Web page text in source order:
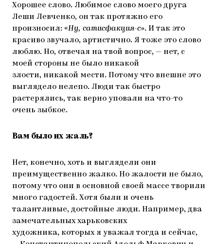
Хорошее слово. Любимое слово моего друга
Леши Левченко, он так протяжно его
произносил: «Ну, сатисфакция-с». И так это
красиво звучало, артистично. Я тоже это слово
люблю. Но, отвечая на твой вопрос, — нет, с
моей стороны не было никакой
злости, никакой мести. Потому что внешне это
выглядело нелепо. Люди так быстро
растерялись, так верно уповали на что-то
очень зыбкое.
Вам было их жаль?
Нет, конечно, хоть и выглядели они
преимущественно жалко. Но жалости не было,
потому что они в основной своей массе творили
много гадостей. Хотя были и очень
талантливые, достойные люди. Например, два
замечательных харьковских
художника, которых я уважал тогда и сейчас,